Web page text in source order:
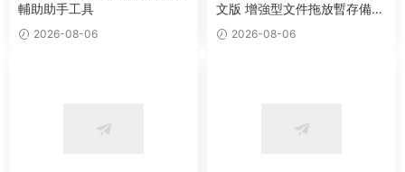
輔助助手工具
2026-08-06
文版 增強型文件拖放暫存備用
整理工具
2026-08-06